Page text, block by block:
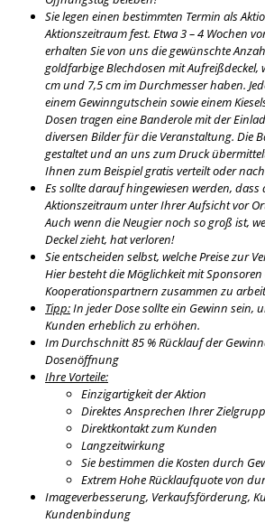
Sie legen einen bestimmten Termin als
Aktionszeitraum fest. Etwa 3 – 4 Wochen
erhalten Sie von uns die gewünschte
goldfarbige Blechdosen mit Aufreißdeckel,
cm und 7,5 cm im Durchmesser haben.
einem Gewinngutschein sowie einem
Dosen tragen eine Banderole mit der
diversen Bilder für die Veranstaltung. Die
gestaltet und an uns zum Druck
Ihnen zum Beispiel gratis verteilt oder
Es sollte darauf hingewiesen werden, dass
Aktionszeitraum unter Ihrer Aufsicht vor
Auch wenn die Neugier noch so groß ist,
Deckel zieht, hat verloren!
Sie entscheiden selbst, welche Preise zur
Hier besteht die Möglichkeit mit
Kooperationspartnern zusammen zu
Tipp:In jeder Dose sollte ein Gewinn sein,
Kunden erheblich zu erhöhen.
Im Durchschnitt 85 % Rücklauf der
Dosenöffnung
Ihre Vorteile:
Einzigartigkeit der Aktion
Direktes Ansprechen Ihrer
Direktkontakt zum Kunden
Langzeitwirkung
Sie bestimmen die Kosten durch
Extrem Hohe Rücklaufquote von
Imageverbesserung, Verkaufsförderung,
Kundenbindung